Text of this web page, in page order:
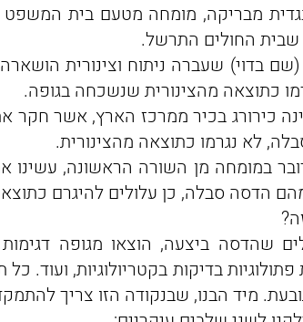
מבריקה, מומחה מטעם בית המשפט
החולים התרשל.
בדוי) שעברה ניתוח וצינורית
כתוצאה מהצינורית שנשכחה בגופה.
כירורג בכיר ממרכז הארץ, אשר חקר
לא נגרמו כתוצאה מהצינורית.
במומחה מן השורה הראשונה, עשינו את
הדסה סבלה, כן עלולים להיגרם
שהדסה ביצעה, הוצאו מגופה
בדיקות בקטריולוגיות, ועוד.
מיד הבנו, שבנקודה הזו צריך